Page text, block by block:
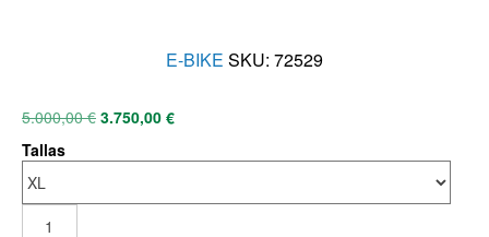
E-BIKE SKU: 72529
5.000,00€ 3.750,00 €
Tallas